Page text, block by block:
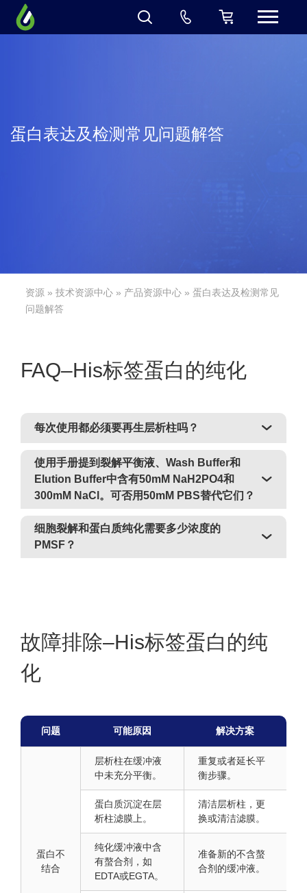
蛋白表达及检测常见问题解答
资源 »技术资源中心 » 产品资源中心 » 蛋白表达及检测常见
问题解答
FAQ–His标签蛋白的纯化
每次使用都必须要再生层析柱吗？
使用手册提到裂解平衡液、Wash Buffer和
Elution Buffer中含有50mM NaH2PO4和
300mM NaCl。可否用50mM PBS替代它们？
细胞裂解和蛋白质纯化需要多少浓度的
PMSF？
故障排除–His标签蛋白的纯
化
问题 可能原因 解决方案
蛋白不
结合
层析柱在缓冲液
中未充分平衡。
重复或者延长平
衡步骤。
蛋白质沉淀在层
析柱滤膜上。
清洁层析柱，更
换或清洁滤膜。
纯化缓冲液中含
有螯合剂，如
EDTA或EGTA。
准备新的不含螯
合剂的缓冲液。